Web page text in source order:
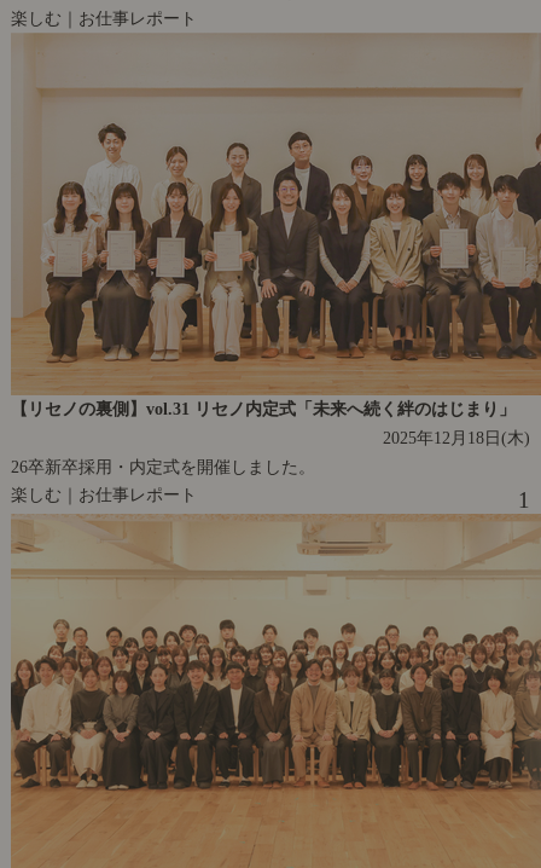
楽しむ｜お仕事レポート
【リセノの裏側】vol.31 リセノ内定式「未来へ続く絆のはじまり」
2025年12月18日(木)
26卒新卒採用・内定式を開催しました。
楽しむ｜お仕事レポート
1